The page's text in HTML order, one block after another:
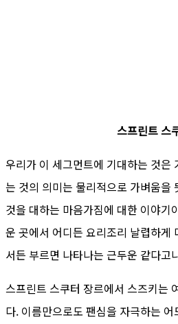
스프린트 스
우리가 이 세그먼트에 기대하는 것은
는 것의 의미는 물리적으로 가벼움을
것을 대하는 마음가짐에 대한 이야기
운 곳에서 어디든 요리조리 날렵하게
서든 부르면 나타나는 근두운 같다고
스프린트 스쿠터 장르에서 스즈키는
다. 이름만으로도 팬심을 자극하는